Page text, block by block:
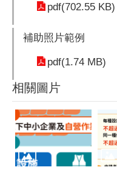
pdf(702.55 KB)
補助照片範例
pdf(1.74 MB)
相關圖片